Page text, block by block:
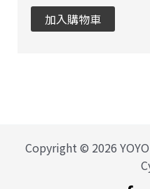
加入購物車
Copyright © 2026